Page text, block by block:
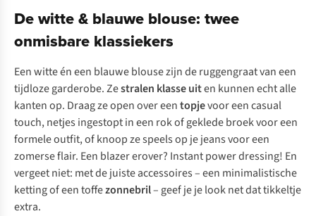
De witte & blauwe blouse: twee
onmisbare klassiekers
Een witte én een blauwe blouse zijn de ruggengraat van een
tijdloze garderobe. Zestralen klasse uiten kunnen echt alle
kanten op. Draag ze open over eentopjevoor een casual
touch, netjes ingestopt in een rok of geklede broek voor een
formele outfit, of knoop ze speels op je jeans voor een
zomerse flair. Een blazer erover? Instant power dressing! En
vergeet niet: met de juiste accessoires – een minimalistische
ketting of een toffezonnebril– geef je je look net dat tikkeltje
extra.